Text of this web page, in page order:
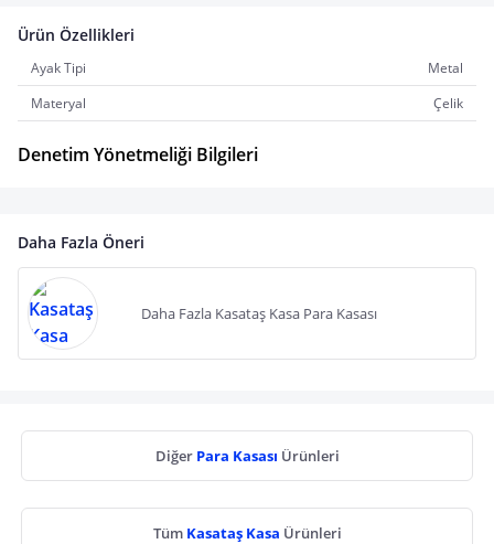
Ürün Özellikleri
Ayak Tipi
Metal
Materyal
Çelik
Denetim Yönetmeliği Bilgileri
Daha Fazla Öneri
Daha Fazla Kasataş Kasa Para Kasası
Diğer Para Kasası Ürünleri
Tüm Kasataş Kasa Ürünleri